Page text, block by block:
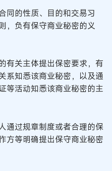
同的性质、目的和交易习
，负有保守商业秘密的义
有关主体提出保密要求，有
系知悉该商业秘密，以及通
等活动知悉该商业秘密的主
通过规章制度或者合理的保
方等明确提出保守商业秘密